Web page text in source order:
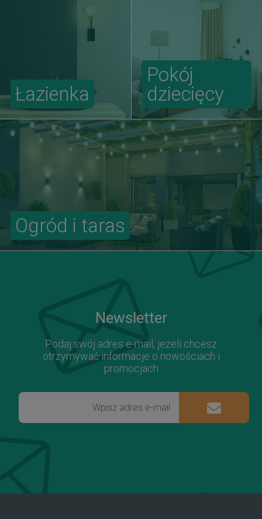
Ogród i taras
Łazienka
Pokój
dziecięcy
Newsletter
Podaj swój adres e-mail, jeżeli chcesz
otrzymywać informacje o nowościach i
promocjach